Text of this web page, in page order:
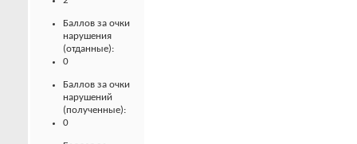
Баллов за очки
нарушения
(отданные):
0
Баллов за очки
нарушений
(полученные):
0